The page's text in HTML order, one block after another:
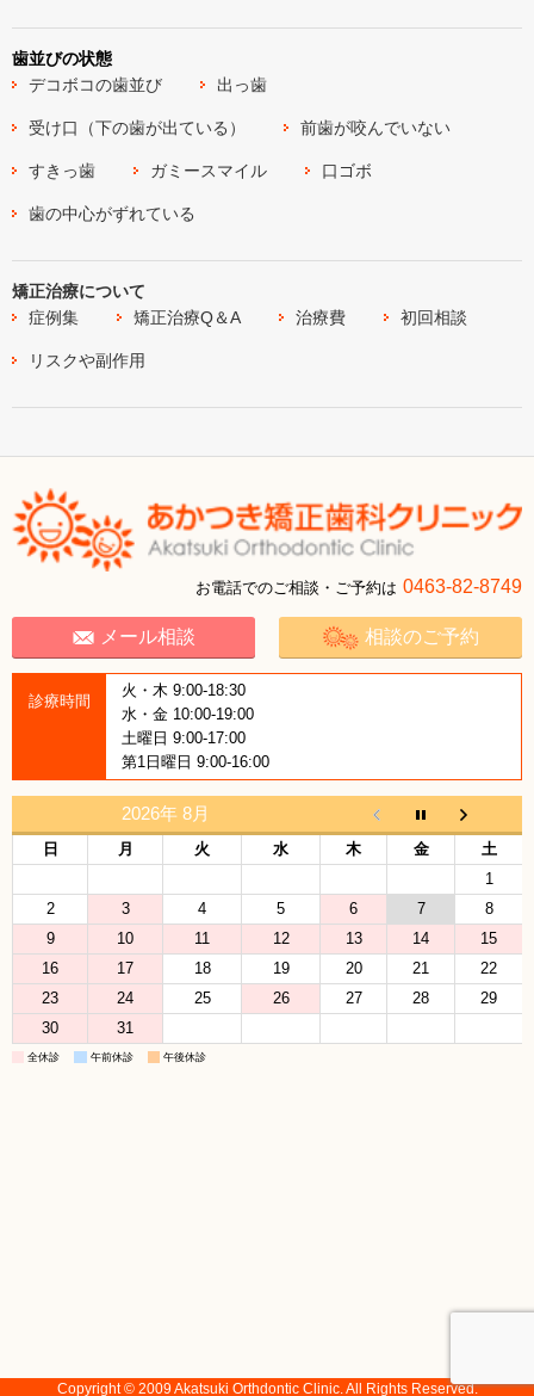
歯並びの状態
デコボコの歯並び
出っ歯
受け口（下の歯が出ている） 前歯が咬んでいない
すきっ歯 ガミースマイル 口ゴボ
歯の中心がずれている
矯正治療について
症例集
矯正治療Q＆A 治療費 初回相談
リスクや副作用
お電話でのご相談・ご予約は 0463-82-8749
メール相談 相談のご予約
診療時間
火・木 9:00-18:30
水・金 10:00-19:00
土曜日 9:00-17:00
第1日曜日 9:00-16:00
2026年 8月
日 月 火 水 木 金
土
1
2
3 4 5 6 7
8
9
10 11 12 13 14
15
16
17 18 19 20 21
22
23
24 25 26 27 28
29
30
31
全休診 午前休診 午後休診
Copyright © 2009 Akatsuki Orthdontic Clinic. All Rights Reserved.